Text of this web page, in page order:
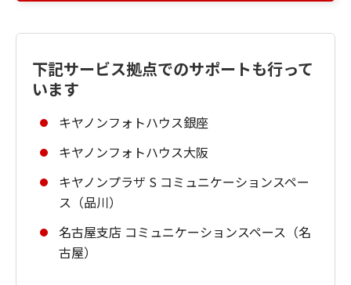
下記サービス拠点でのサポートも行って
います
キヤノンフォトハウス銀座
キヤノンフォトハウス大阪
キヤノンプラザ S コミュニケーションスペー
ス（品川）
名古屋支店 コミュニケーションスペース（名
古屋）